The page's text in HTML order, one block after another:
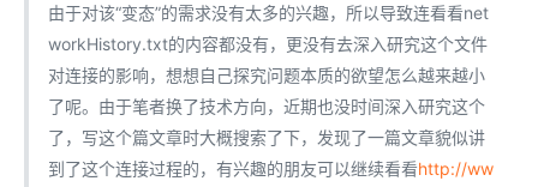
由于对该“变态”的需求没有太多的兴趣，所以导致连看看net
workHistory.txt的内容都没有，更没有去深入研究这个文件
对连接的影响，想想自己探究问题本质的欲望怎么越来越小
了呢。由于笔者换了技术方向，近期也没时间深入研究这个
了，写这个篇文章时大概搜索了下，发现了一篇文章貌似讲
到了这个连接过程的，有兴趣的朋友可以继续看看http://ww